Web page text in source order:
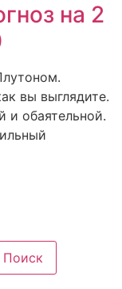
на 2
вы выглядите.
и обаятельной.